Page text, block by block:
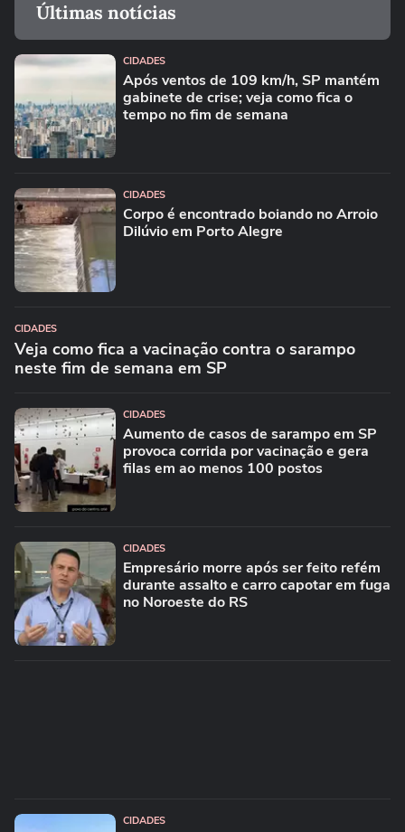
Últimas notícias
CIDADES
Após ventos de 109 km/h, SP mantém
gabinete de crise; veja como fica o
tempo no fim de semana
CIDADES
Corpo é encontrado boiando no Arroio
Dilúvio em Porto Alegre
CIDADES
Veja como fica a vacinação contra o sarampo
neste fim de semana em SP
CIDADES
Aumento de casos de sarampo em SP
provoca corrida por vacinação e gera
filas em ao menos 100 postos
CIDADES
Empresário morre após ser feito refém
durante assalto e carro capotar em fuga
no Noroeste do RS
CIDADES